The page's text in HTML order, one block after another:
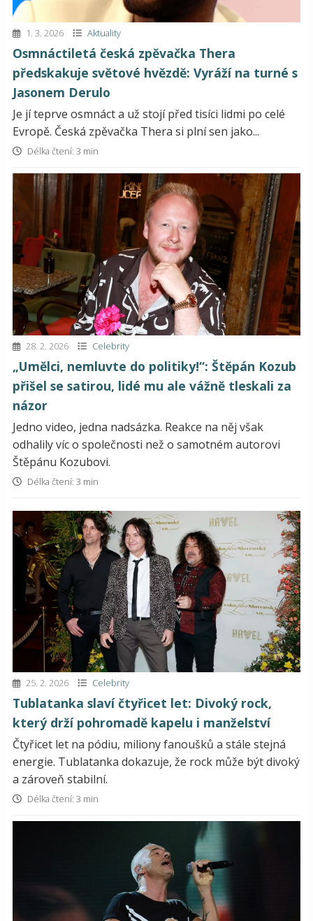
1. 3. 2026 Aktuality
Osmnáctiletá česká zpěvačka Thera
předskakuje světové hvězdě: Vyráží na turné s
Jasonem Derulo
Je jí teprve osmnáct a už stojí před tisíci lidmi po celé
Evropě. Česká zpěvačka Thera si plní sen jako...
Délka čtení: 3 min
28. 2. 2026 Celebrity
„Umělci, nemluvte do politiky!“: Štěpán Kozub
přišel se satirou, lidé mu ale vážně tleskali za
názor
Jedno video, jedna nadsázka. Reakce na něj však
odhalily víc o společnosti než o samotném autorovi
Štěpánu Kozubovi.
Délka čtení: 3 min
25. 2. 2026 Celebrity
Tublatanka slaví čtyřicet let: Divoký rock,
který drží pohromadě kapelu i manželství
Čtyřicet let na pódiu, miliony fanoušků a stále stejná
energie. Tublatanka dokazuje, že rock může být divoký
a zároveň stabilní.
Délka čtení: 3 min